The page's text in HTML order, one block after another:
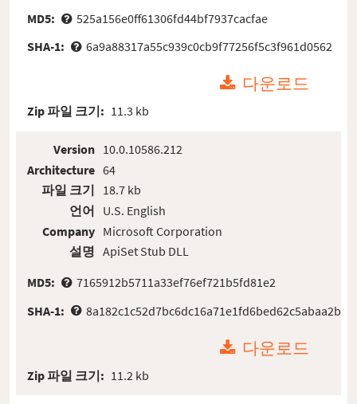
MD5:
525a156e0ff61306fd44bf7937cacfae
SHA-1:
6a9a88317a55c939c0cb9f77256f5c3f961d0562
다운로드
Zip 파일 크기: 11.3 kb
Version
Architecture
파일 크기
언어
Company
설명
10.0.10586.212
64
18.7 kb
U.S. English
Microsoft Corporation
ApiSet Stub DLL
MD5:
7165912b5711a33ef76ef721b5fd81e2
SHA-1:
8a182c1c52d7bc6dc16a71e1fd6bed62c5abaa2b
다운로드
Zip 파일 크기: 11.2 kb